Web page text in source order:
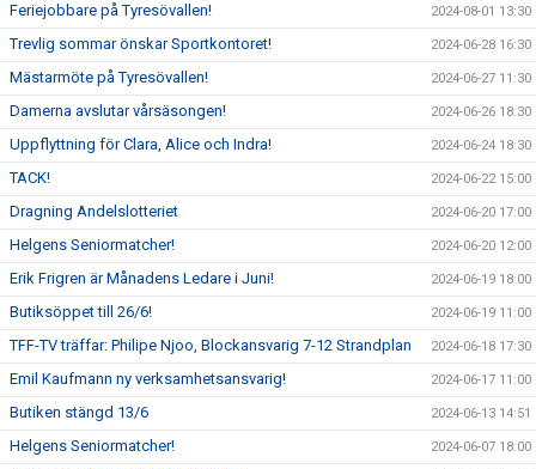
Feriejobbare på Tyresövallen! 2024-08-01 13:30
Trevlig sommar önskar Sportkontoret! 2024-06-28 16:30
Mästarmöte på Tyresövallen! 2024-06-27 11:30
Damerna avslutar vårsäsongen! 2024-06-26 18:30
Uppflyttning för Clara, Alice och Indra! 2024-06-24 18:30
TACK! 2024-06-22 15:00
Dragning Andelslotteriet 2024-06-20 17:00
Helgens Seniormatcher! 2024-06-20 12:00
Erik Frigren är Månadens Ledare i Juni! 2024-06-19 18:00
Butiksöppet till 26/6! 2024-06-19 11:00
TFF-TV träffar: Philipe Njoo, Blockansvarig 7-12 Strandplan 2024-06-18 17:30
Emil Kaufmann ny verksamhetsansvarig! 2024-06-17 11:00
Butiken stängd 13/6 2024-06-13 14:51
Helgens Seniormatcher! 2024-06-07 18:00